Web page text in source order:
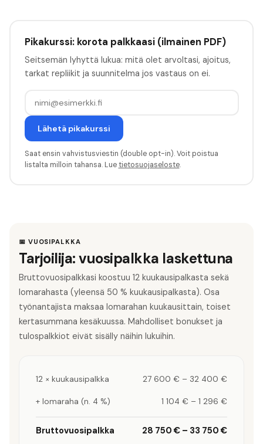
Pikakurssi: korota palkkaasi (ilmainen PDF)
Seitsemän lyhyttä lukua: mitä olet arvoltasi, ajoitus,
tarkat repliikit ja suunnitelma jos vastaus on ei.
Lähetä pikakurssi
Saat ensin vahvistusviestin (double opt-in). Voit poistua
listalta milloin tahansa. Luetietosuojaseloste.
📅 VUOSIPALKKA
Tarjoilija: vuosipalkka laskettuna
Bruttovuosipalkkasi koostuu 12 kuukausipalkasta sekä
lomarahasta (yleensä 50 % kuukausipalkasta). Osa
työnantajista maksaa lomarahan kuukausittain, toiset
kertasummana kesäkuussa. Mahdolliset bonukset ja
tulospalkkiot eivät sisälly näihin lukuihin.
12 × kuukausipalkka 27 600 € – 32 400 €
+ lomaraha (n. 4 %) 1 104 € – 1 296 €
Bruttovuosipalkka 28 750 € – 33 750 €